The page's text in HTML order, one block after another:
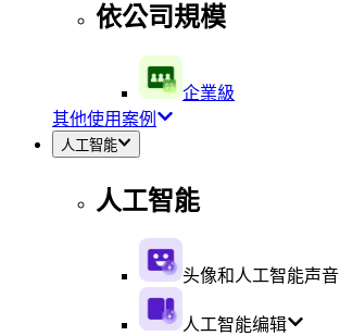
依公司規模
企業級
其他使用案例
人工智能
人工智能
头像和人工智能声音
人工智能编辑